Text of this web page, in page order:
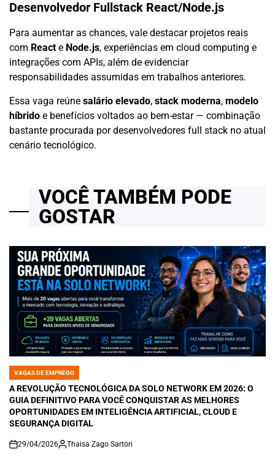
Desenvolvedor Fullstack React/Node.js
Para aumentar as chances, vale destacar projetos reais
com React e Node.js, experiências em cloud computing e
integrações com APIs, além de evidenciar
responsabilidades assumidas em trabalhos anteriores.
Essa vaga reúne salário elevado, stack moderna, modelo
híbrido e benefícios voltados ao bem-estar — combinação
bastante procurada por desenvolvedores full stack no atual
cenário tecnológico.
VOCÊ TAMBÉM PODE
GOSTAR
POSTED
IN
VAGAS DE EMPREGO
A REVOLUÇÃO TECNOLÓGICA DA SOLO NETWORK EM 2026: O
GUIA DEFINITIVO PARA VOCÊ CONQUISTAR AS MELHORES
OPORTUNIDADES EM INTELIGÊNCIA ARTIFICIAL, CLOUD E
SEGURANÇA DIGITAL
on
29/04/2026 Thaisa Zago Sartori